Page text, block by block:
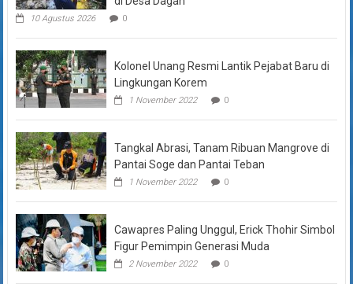
10 Agustus 2026 0
Kolonel Unang Resmi Lantik Pejabat Baru di
Lingkungan Korem
1 November 2022 0
Tangkal Abrasi, Tanam Ribuan Mangrove di
Pantai Soge dan Pantai Teban
1 November 2022 0
Cawapres Paling Unggul, Erick Thohir Simbol
Figur Pemimpin Generasi Muda
2 November 2022 0